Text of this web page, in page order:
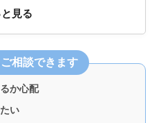
見る
ご相談できます
か心配
い